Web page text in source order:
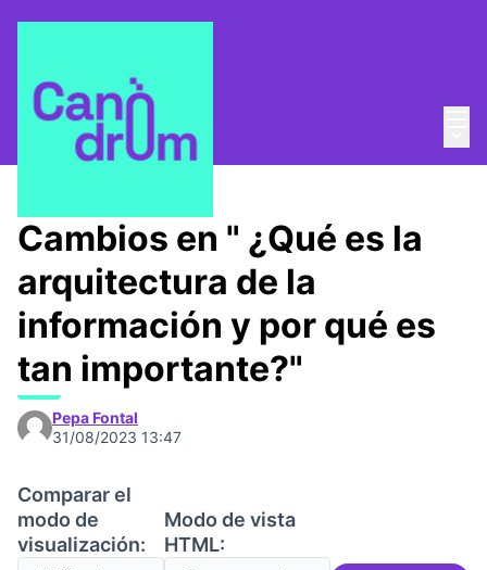
¿Quienes somos? / Canòdrom Abierto
Cambios en " ¿Qué es la
arquitectura de la
información y por qué es
tan importante?"
Pepa Fontal
31/08/2023 13:47
Comparar el
modo de
visualización:
Modo de vista
HTML: